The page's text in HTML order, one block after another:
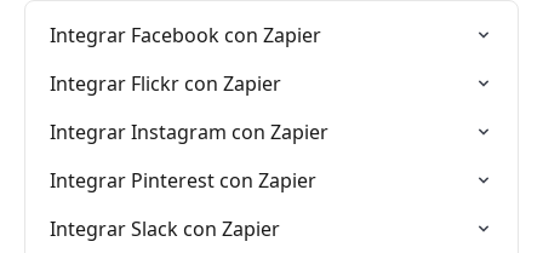
Integrar Facebook con Zapier
Integrar Flickr con Zapier
Integrar Instagram con Zapier
Integrar Pinterest con Zapier
Integrar Slack con Zapier